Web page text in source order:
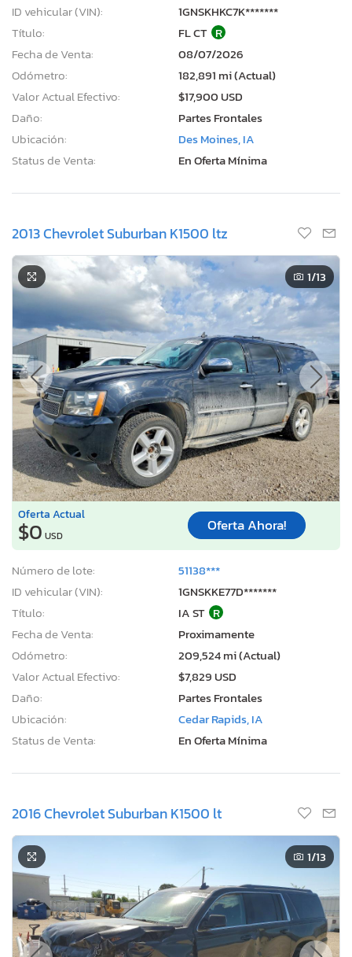
ID vehicular (VIN):
1GNSKHKC7K*******
Título:
FL CT R
Fecha de Venta:
08/07/2026
Odómetro:
182,891 mi (Actual)
Valor Actual Efectivo:
$17,900 USD
Daño:
Partes Frontales
Ubicación:
Des Moines, IA
Status de Venta:
En Oferta Mínima
2013 Chevrolet Suburban K1500 ltz
1/13
Oferta Actual
$0 USD
Oferta Ahora!
Número de lote:
51138***
ID vehicular (VIN):
1GNSKKE77D*******
Título:
IA ST R
Fecha de Venta:
Proximamente
Odómetro:
209,524 mi (Actual)
Valor Actual Efectivo:
$7,829 USD
Daño:
Partes Frontales
Ubicación:
Cedar Rapids, IA
Status de Venta:
En Oferta Mínima
2016 Chevrolet Suburban K1500 lt
1/13